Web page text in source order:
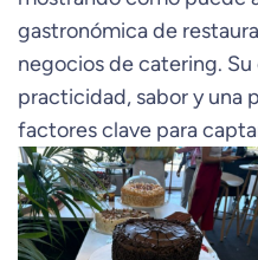
gastronómica de
negocios de catering.
practicidad, sabor y una
factores clave para